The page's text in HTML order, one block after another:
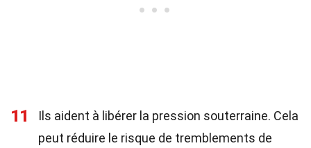
11
Ils aident à libérer la pression souterraine. Cela
peut réduire le risque de tremblements de